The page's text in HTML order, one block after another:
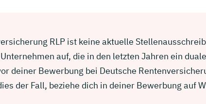
RLP ist keine aktuelle
auf, die in den letzten Jahren ein
deiner Bewerbung bei Deutsche
der Fall, beziehe dich in deiner Bewerbung auf